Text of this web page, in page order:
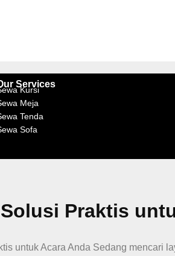
Services
Kursi
Meja
Tenda
Sofa
Praktis
untuk Acara Anda Sedang mencari